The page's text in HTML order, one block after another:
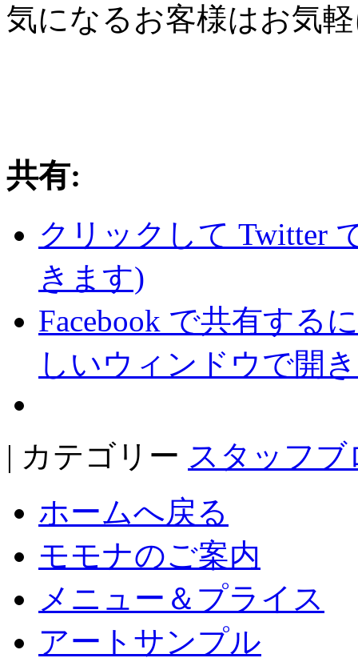
気になるお客様はお気
共有:
クリックして Twitter
きます)
Facebook で共有する
しいウィンドウで開
| カテゴリー スタッフブ
ホームへ戻る
モモナのご案内
メニュー＆プライス
アートサンプル